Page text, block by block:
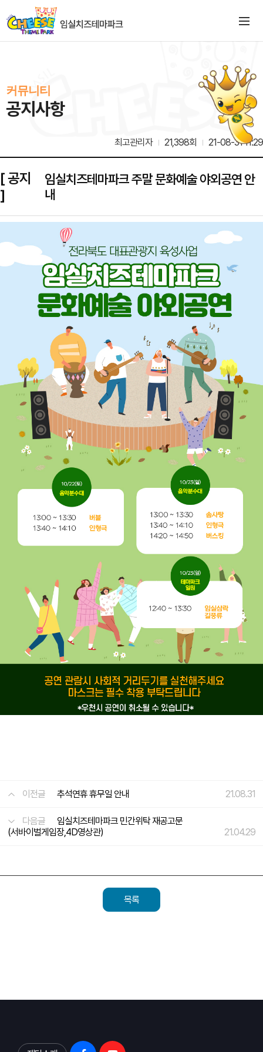
커뮤니티
공지사항
최고관리자 21,398회 21-08-31 11:29
[ 공지
]
임실치즈테마파크 주말 문화예술 야외공연 안
내
이전글 추석연휴 휴무일 안내 21.08.31
다음글
임실치즈테마파크 민간위탁 재공고문
(서바이벌게임장,4D영상관)
21.04.29
목록